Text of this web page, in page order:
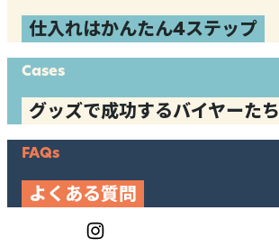
仕入れはかんたん4ステップ
Cases
グッズで成功するバイヤーたち
FAQs
よくある質問